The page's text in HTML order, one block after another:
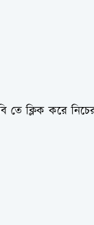
তে ক্লিক করে